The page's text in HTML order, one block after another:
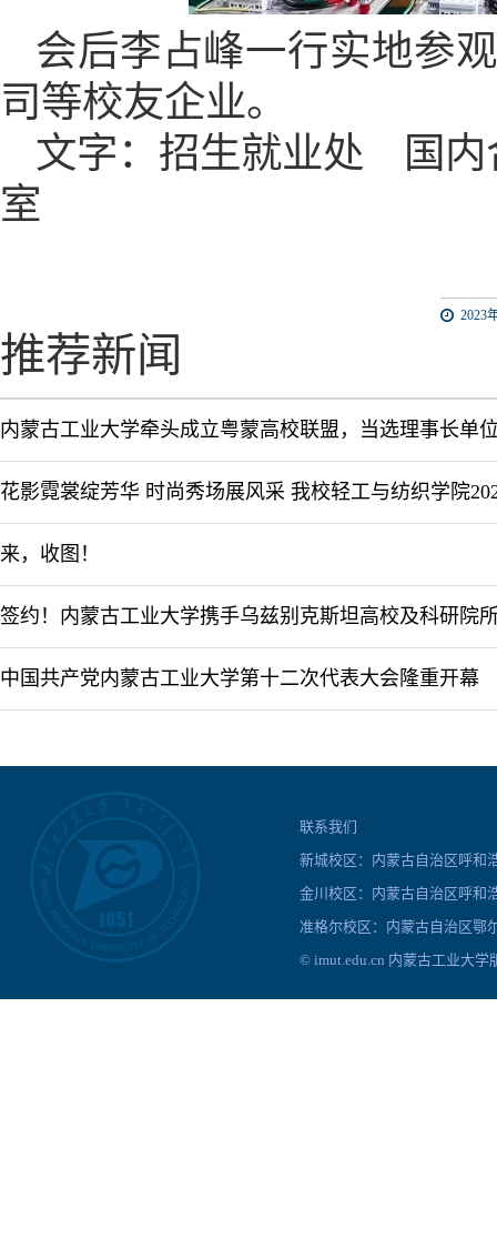
会后李占峰一行实地参
司等校友企业。
文字：招生就业处
国
室
2023
推荐新闻
内蒙古工业大学牵头成立粤蒙高校联盟，当选理事长单
来，收图！
中国共产党内蒙古工业大学第十二次代表大会隆重开幕
联系我们
新城校区：内蒙古自治区呼
金川校区：内蒙古自治区呼
准格尔校区：内蒙古自治区
© imut.edu.cn 内蒙古工业大